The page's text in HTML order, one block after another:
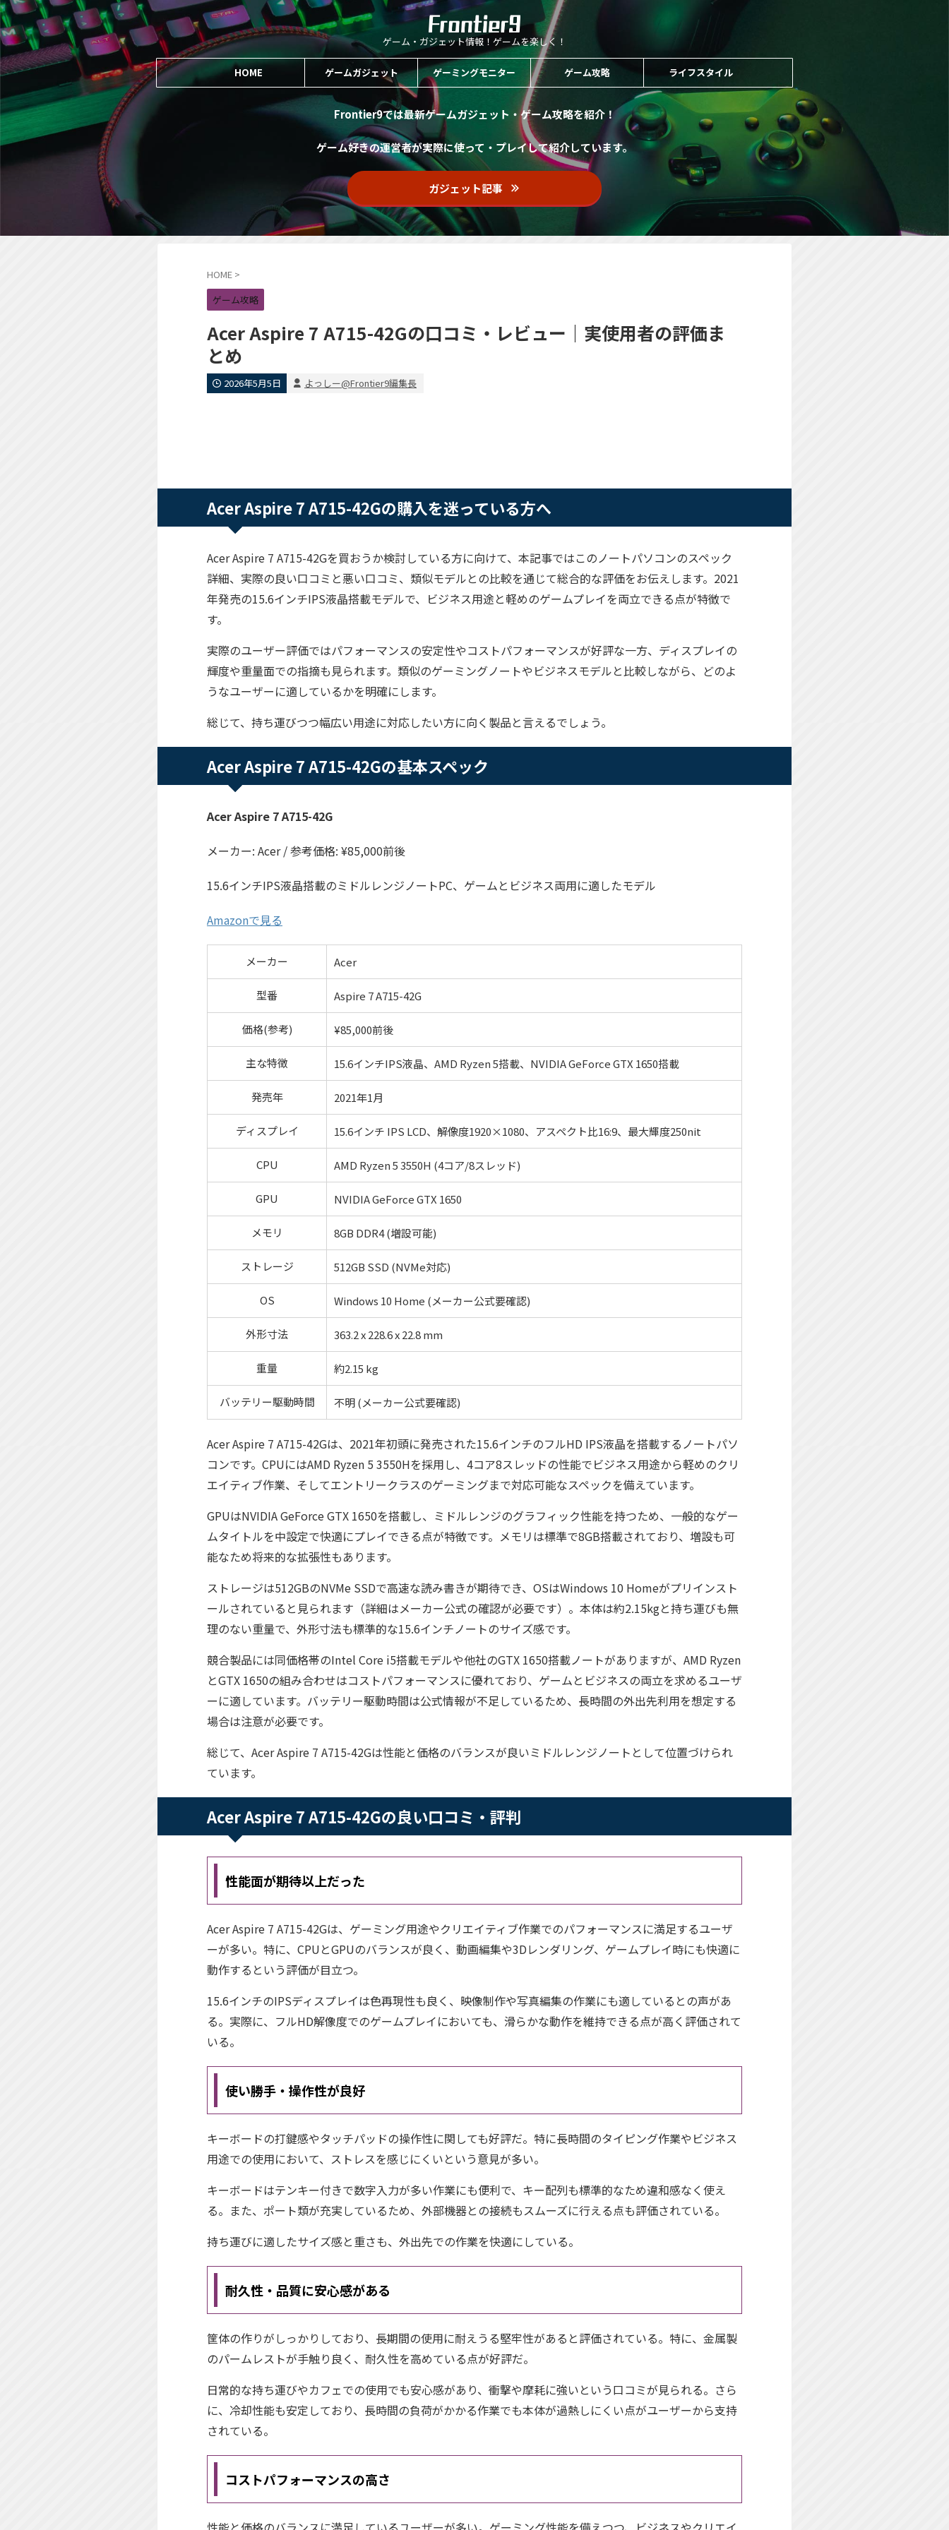
ゲーム・ガジェット情報！ゲームを楽しく！
HOME ゲームガジェット ゲーミングモニター ゲーム攻略 ライフスタイル
Frontier9では最新ゲームガジェット・ゲーム攻略を紹介！
ゲーム好きの運営者が実際に使って・プレイして紹介しています。
ガジェット記事
HOME >
ゲーム攻略
Acer Aspire 7 A715-42Gの口コミ・レビュー｜実使用者の評価ま
とめ
2026年5月5日 よっしー@Frontier9編集長
Acer Aspire 7 A715-42Gの購入を迷っている方へ
Acer Aspire 7 A715-42Gを買おうか検討している方に向けて、本記事ではこのノートパソコンのスペック
詳細、実際の良い口コミと悪い口コミ、類似モデルとの比較を通じて総合的な評価をお伝えします。2021
年発売の15.6インチIPS液晶搭載モデルで、ビジネス用途と軽めのゲームプレイを両立できる点が特徴で
す。
実際のユーザー評価ではパフォーマンスの安定性やコストパフォーマンスが好評な一方、ディスプレイの
輝度や重量面での指摘も見られます。類似のゲーミングノートやビジネスモデルと比較しながら、どのよ
うなユーザーに適しているかを明確にします。
総じて、持ち運びつつ幅広い用途に対応したい方に向く製品と言えるでしょう。
Acer Aspire 7 A715-42Gの基本スペック
Acer Aspire 7 A715-42G
メーカー: Acer / 参考価格: ¥85,000前後
15.6インチIPS液晶搭載のミドルレンジノートPC、ゲームとビジネス両用に適したモデル
Amazonで見る
メーカー Acer
型番 Aspire 7 A715-42G
価格(参考) ¥85,000前後
主な特徴 15.6インチIPS液晶、AMD Ryzen 5搭載、NVIDIA GeForce GTX 1650搭載
発売年 2021年1月
ディスプレイ 15.6インチ IPS LCD、解像度1920×1080、アスペクト比16:9、最大輝度250nit
CPU AMD Ryzen 5 3550H (4コア/8スレッド)
GPU NVIDIA GeForce GTX 1650
メモリ 8GB DDR4 (増設可能)
ストレージ 512GB SSD (NVMe対応)
OS Windows 10 Home (メーカー公式要確認)
外形寸法 363.2 x 228.6 x 22.8 mm
重量 約2.15 kg
バッテリー駆動時間 不明 (メーカー公式要確認)
Acer Aspire 7 A715-42Gは、2021年初頭に発売された15.6インチのフルHD IPS液晶を搭載するノートパソ
コンです。CPUにはAMD Ryzen 5 3550Hを採用し、4コア8スレッドの性能でビジネス用途から軽めのクリ
エイティブ作業、そしてエントリークラスのゲーミングまで対応可能なスペックを備えています。
GPUはNVIDIA GeForce GTX 1650を搭載し、ミドルレンジのグラフィック性能を持つため、一般的なゲー
ムタイトルを中設定で快適にプレイできる点が特徴です。メモリは標準で8GB搭載されており、増設も可
能なため将来的な拡張性もあります。
ストレージは512GBのNVMe SSDで高速な読み書きが期待でき、OSはWindows 10 Homeがプリインスト
ールされていると見られます（詳細はメーカー公式の確認が必要です）。本体は約2.15kgと持ち運びも無
理のない重量で、外形寸法も標準的な15.6インチノートのサイズ感です。
競合製品には同価格帯のIntel Core i5搭載モデルや他社のGTX 1650搭載ノートがありますが、AMD Ryzen
とGTX 1650の組み合わせはコストパフォーマンスに優れており、ゲームとビジネスの両立を求めるユーザ
ーに適しています。バッテリー駆動時間は公式情報が不足しているため、長時間の外出先利用を想定する
場合は注意が必要です。
総じて、Acer Aspire 7 A715-42Gは性能と価格のバランスが良いミドルレンジノートとして位置づけられ
ています。
Acer Aspire 7 A715-42Gの良い口コミ・評判
性能面が期待以上だった
Acer Aspire 7 A715-42Gは、ゲーミング用途やクリエイティブ作業でのパフォーマンスに満足するユーザ
ーが多い。特に、CPUとGPUのバランスが良く、動画編集や3Dレンダリング、ゲームプレイ時にも快適に
動作するという評価が目立つ。
15.6インチのIPSディスプレイは色再現性も良く、映像制作や写真編集の作業にも適しているとの声があ
る。実際に、フルHD解像度でのゲームプレイにおいても、滑らかな動作を維持できる点が高く評価されて
いる。
使い勝手・操作性が良好
キーボードの打鍵感やタッチパッドの操作性に関しても好評だ。特に長時間のタイピング作業やビジネス
用途での使用において、ストレスを感じにくいという意見が多い。
キーボードはテンキー付きで数字入力が多い作業にも便利で、キー配列も標準的なため違和感なく使え
る。また、ポート類が充実しているため、外部機器との接続もスムーズに行える点も評価されている。
持ち運びに適したサイズ感と重さも、外出先での作業を快適にしている。
耐久性・品質に安心感がある
筐体の作りがしっかりしており、長期間の使用に耐えうる堅牢性があると評価されている。特に、金属製
のパームレストが手触り良く、耐久性を高めている点が好評だ。
日常的な持ち運びやカフェでの使用でも安心感があり、衝撃や摩耗に強いという口コミが見られる。さら
に、冷却性能も安定しており、長時間の負荷がかかる作業でも本体が過熱しにくい点がユーザーから支持
されている。
コストパフォーマンスの高さ